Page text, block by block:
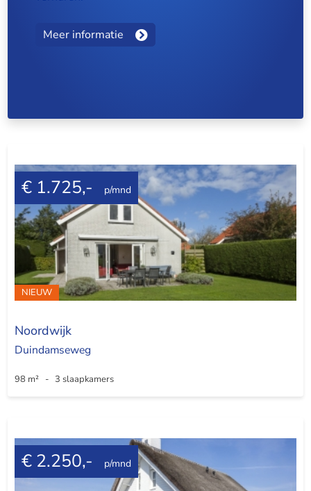
Meer informatie
€ 1.725,- p/mnd
NIEUW
Noordwijk
Duindamseweg
98 m² - 3 slaapkamers
€ 2.250,- p/mnd